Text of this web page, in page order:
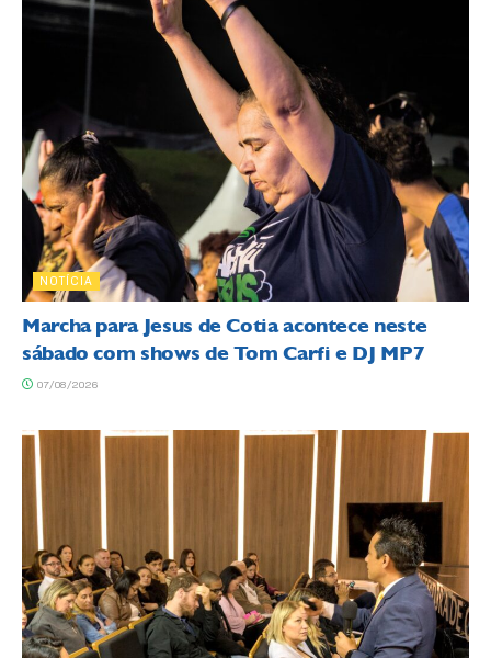
NOTÍCIA
Marcha para Jesus de Cotia acontece neste
sábado com shows de Tom Carfi e DJ MP7
07/08/2026